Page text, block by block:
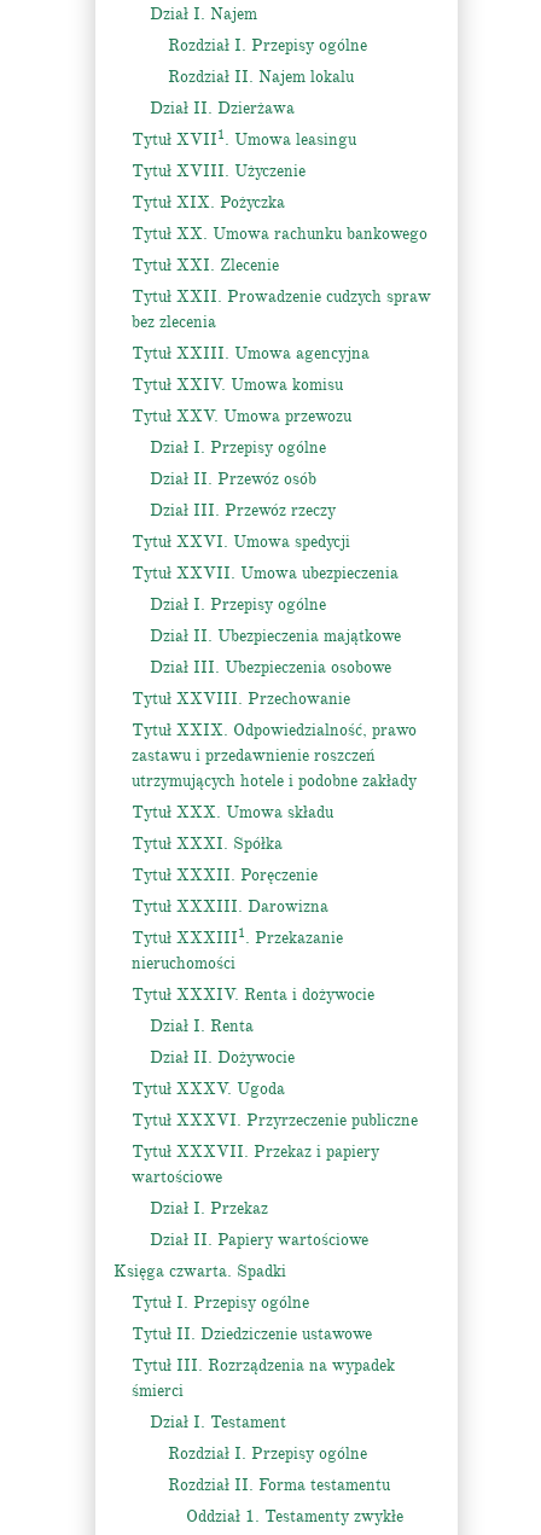
Dział I. Najem
Rozdział I. Przepisy ogólne
Rozdział II. Najem lokalu
Dział II. Dzierżawa
Tytuł XVII1. Umowa leasingu
Tytuł XVIII. Użyczenie
Tytuł XIX. Pożyczka
Tytuł XX. Umowa rachunku bankowego
Tytuł XXI. Zlecenie
Tytuł XXII. Prowadzenie cudzych spraw
bez zlecenia
Tytuł XXIII. Umowa agencyjna
Tytuł XXIV. Umowa komisu
Tytuł XXV. Umowa przewozu
Dział I. Przepisy ogólne
Dział II. Przewóz osób
Dział III. Przewóz rzeczy
Tytuł XXVI. Umowa spedycji
Tytuł XXVII. Umowa ubezpieczenia
Dział I. Przepisy ogólne
Dział II. Ubezpieczenia majątkowe
Dział III. Ubezpieczenia osobowe
Tytuł XXVIII. Przechowanie
Tytuł XXIX. Odpowiedzialność, prawo
zastawu i przedawnienie roszczeń
utrzymujących hotele i podobne zakłady
Tytuł XXX. Umowa składu
Tytuł XXXI. Spółka
Tytuł XXXII. Poręczenie
Tytuł XXXIII. Darowizna
Tytuł XXXIII1. Przekazanie
nieruchomości
Tytuł XXXIV. Renta i dożywocie
Dział I. Renta
Dział II. Dożywocie
Tytuł XXXV. Ugoda
Tytuł XXXVI. Przyrzeczenie publiczne
Tytuł XXXVII. Przekaz i papiery
wartościowe
Dział I. Przekaz
Dział II. Papiery wartościowe
Księga czwarta. Spadki
Tytuł I. Przepisy ogólne
Tytuł II. Dziedziczenie ustawowe
Tytuł III. Rozrządzenia na wypadek
śmierci
Dział I. Testament
Rozdział I. Przepisy ogólne
Rozdział II. Forma testamentu
Oddział 1. Testamenty zwykłe